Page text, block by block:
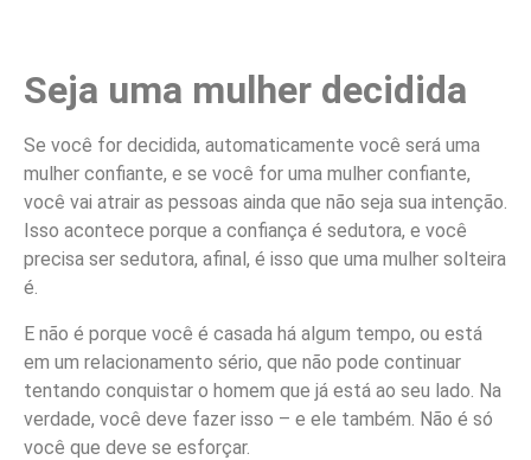
Seja uma mulher decidida
Se você for decidida, automaticamente você será uma
mulher confiante, e se você for uma mulher confiante,
você vai atrair as pessoas ainda que não seja sua intenção.
Isso acontece porque a confiança é sedutora, e você
precisa ser sedutora, afinal, é isso que uma mulher solteira
é.
E não é porque você é casada há algum tempo, ou está
em um relacionamento sério, que não pode continuar
tentando conquistar o homem que já está ao seu lado. Na
verdade, você deve fazer isso – e ele também. Não é só
você que deve se esforçar.